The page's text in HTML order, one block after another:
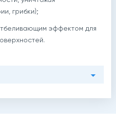
грибки);
эффектом для